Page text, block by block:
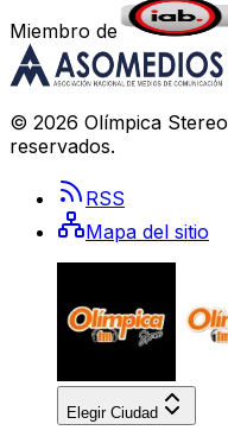
Miembro de
© 2026 Olímpica Stereo
reservados.
RSS
Mapa del sitio
Elegir Ciudad